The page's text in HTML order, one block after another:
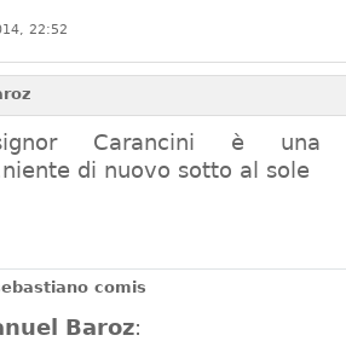
22:52
Carancini è una
di nuovo sotto al sole
comis
Baroz: